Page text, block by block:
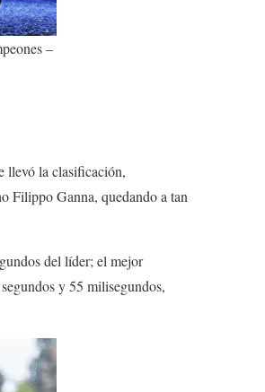
–
llevó la clasificación,
Filippo Ganna, quedando a tan
del líder; el mejor
y 55 milisegundos,